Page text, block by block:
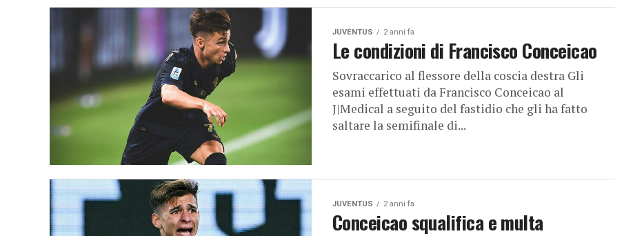
JUVENTUS 2 anni fa
Le condizioni di Francisco Conceicao
Sovraccarico al flessore della coscia destra Gli
esami effettuati da Francisco Conceicao al
J|Medical a seguito del fastidio che gli ha fatto
saltare la semifinale di...
JUVENTUS 2 anni fa
Conceicao squalifica e multa